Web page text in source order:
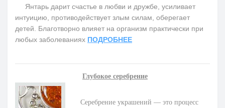
Янтарь дарит счастье в любви и дружбе, усиливает
интуицию, противодействует злым силам, оберегает
детей. Благотворно влияет на организм практически при
любых заболеваниях ПОДРОБНЕЕ
Глубокое серебрение
Серебрение украшений — это процесс